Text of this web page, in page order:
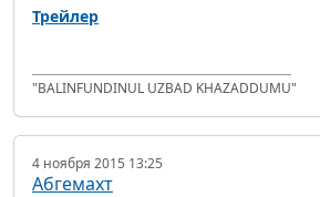
Трейлер
"BALINFUNDINUL UZBAD KHAZADDUMU"
4 ноября 2015 13:25
Абгемахт